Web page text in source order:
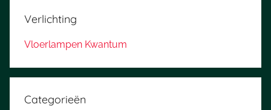
Verlichting
Vloerlampen Kwantum
Categorieën